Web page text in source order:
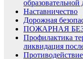
образовательной
Наставничество
Дорожная
ПОЖАРНАЯ
Профилактика
ликвидация